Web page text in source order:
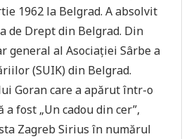
1962 la Belgrad. A absolvit
de Drept din Belgrad. Din
general al Asociației Sârbe a
(SUIK) din Belgrad.
Goran care a apărut într-o
fost „Un cadou din cer”,
Zagreb Sirius în numărul